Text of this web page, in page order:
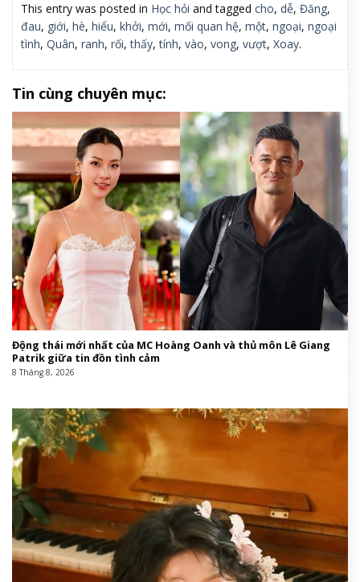
This entry was posted in Học hỏi and tagged cho, dễ, Đăng,
đau, giới, hè, hiểu, khởi, mới, mối quan hệ, một, ngoại, ngoại
tình, Quân, ranh, rối,thấy,tính, vào, vong, vượt, Xoay.
Tin cùng chuyên mục:
Động thái mới nhất của MC Hoàng Oanh và thủ môn Lê Giang
Patrik giữa tin đồn tình cảm
8 Tháng 8, 2026